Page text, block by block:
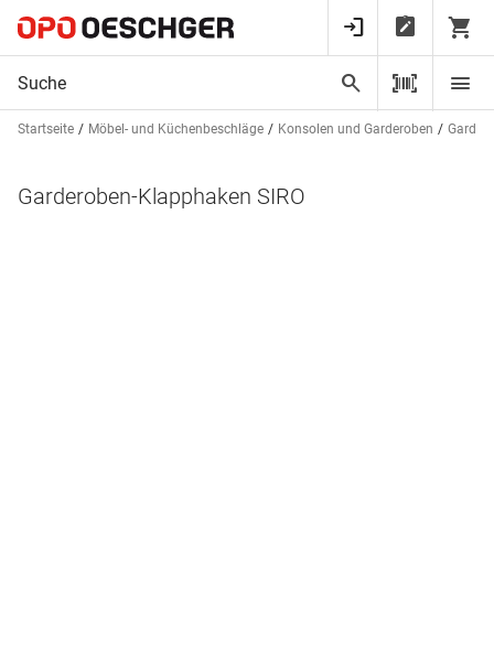
Startseite Möbel- und Küchenbeschläge Konsolen und Garderoben
Garderoben-Klapphaken SIRO